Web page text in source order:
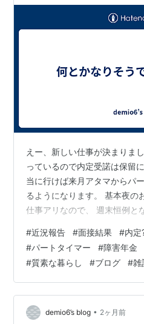
えー、新しい仕事が決まりま
っているので内定受諾は保留
当に行けば来月アタマからパ
るようになります。 基本夜の
仕事アリなので、 週末恒例と
ありがたいかな？と思います
最善を尽くすことにさせても
ので質素と言うか慎ましやか
ですが、 収入も低いですしコ
切られずに済むかな？ ・・・
#近況報告 #面接結果 #内定
#パートタイマー #障害年金
#質素な暮らし #ブログ #雑
demio6’s blog • 2ヶ月前